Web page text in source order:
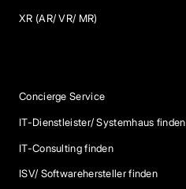
XR (AR/ VR/ MR)
Concierge Service
IT-Dienstleister/ Systemhaus finden
IT-Consulting finden
ISV/ Softwarehersteller finden